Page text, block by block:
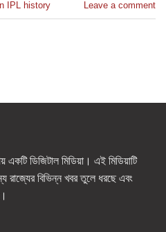
IPL history Leave a comment
ডিজিটাল মিডিয়া। এই মিডিয়াটি
রাজ্যের বিভিন্ন খবর তুলে ধরছে এবং